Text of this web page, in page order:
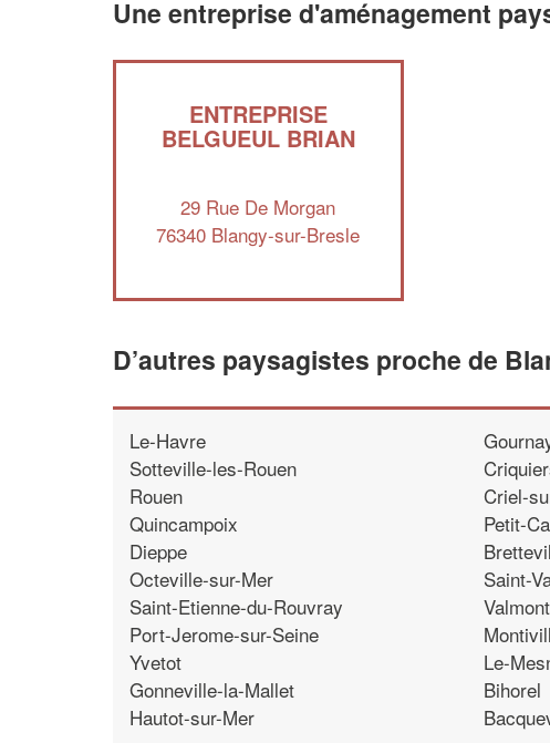
Une entreprise d'aménagement
ENTREPRISE
BELGUEUL BRIAN
29 Rue De Morgan
76340 Blangy-sur-Bresle
D’autres paysagistes proche de
Le-Havre
Sotteville-les-Rouen
Rouen
Quincampoix
Dieppe
Octeville-sur-Mer
Saint-Etienne-du-Rouvray
Port-Jerome-sur-Seine
Yvetot
Gonneville-la-Mallet
Hautot-sur-Mer
Criel-
Petit-
Saint-
Valmont
Le-
Bihorel